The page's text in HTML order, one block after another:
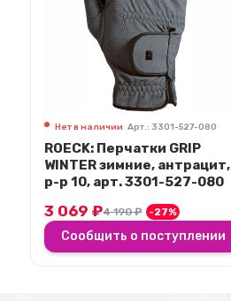
Нет в наличии Арт.: 3301-527-080
ROECK: Перчатки GRIP
WINTER зимние, антрацит,
р-р 10,5, арт. 3301-527-
3 069₽4 190₽ -27%
Сообщить о поступлении